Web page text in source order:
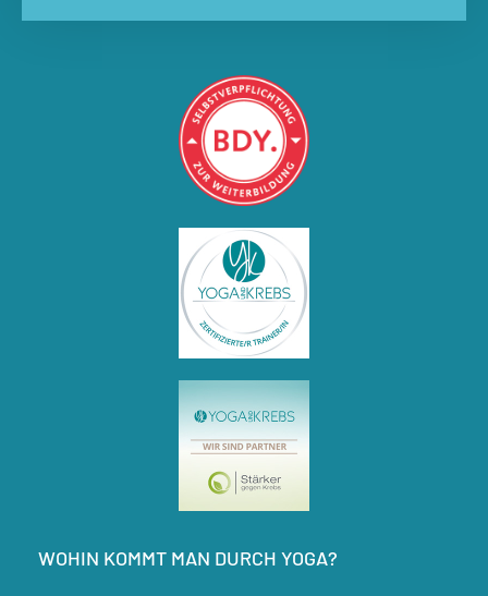
WOHIN KOMMT MAN DURCH YOGA?